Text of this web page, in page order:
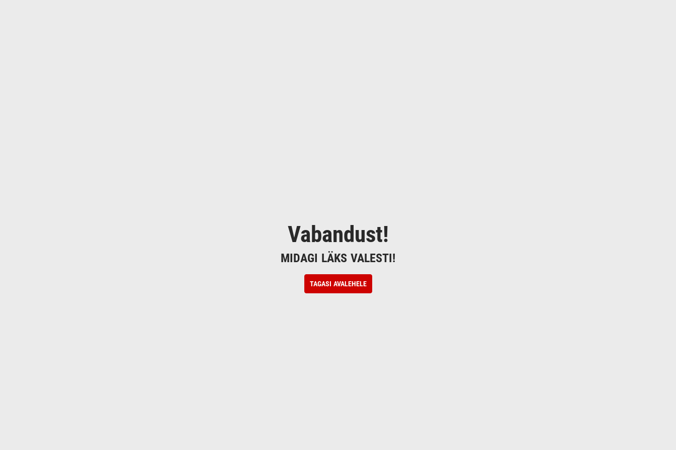
Vabandust!
MIDAGI LÄKS VALESTI!
TAGASI AVALEHELE